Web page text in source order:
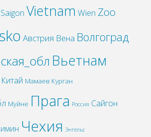
Saigon Vietnam Wien Zoo
Австрия Вена Волгоград
Вьетнам
Китай Мамаев Курган
Муйне Прага Россия Сайгон
Чехия Энгельс